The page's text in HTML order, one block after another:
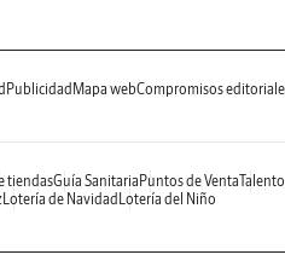
Publicidad Mapa webCompromisos
tiendasGuía Sanitaria Puntos de Venta
Lotería de Navidad Lotería del Niño